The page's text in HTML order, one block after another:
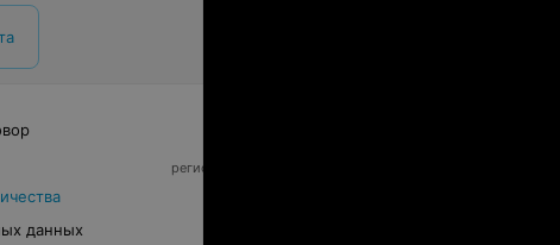
данных
регистрирующий орган - Минский горисполком